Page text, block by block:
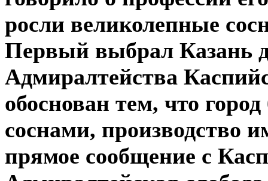
росли великолепные
Первый выбрал Казань
Адмиралтейства
обоснован тем, что
соснами, производство
прямое сообщение с